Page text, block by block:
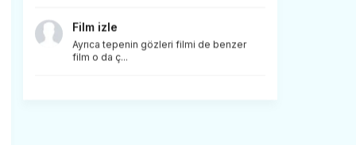
Film izle
Ayrıca tepenin gözleri filmi de benzer
film o da ç...